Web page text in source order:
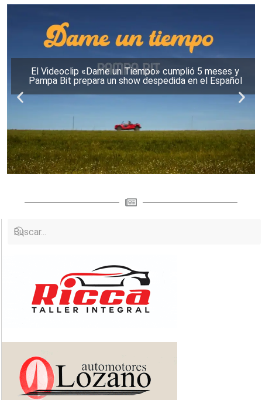
El Videoclip «Dame un Tiempo» cumplió 5 meses y
Pampa Bit prepara un show despedida en el Español